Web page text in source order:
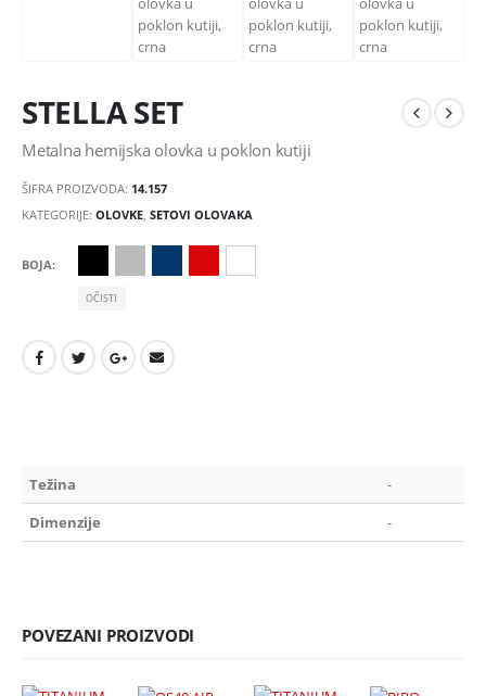
STELLA SET
Metalna hemijska olovka u poklon kutiji
ŠIFRA PROIZVODA: 14.157
KATEGORIJE: OLOVKE SETOVI OLOVAKA
BOJA
OČISTI
Težina
-
Dimenzije
-
POVEZANI PROIZVODI